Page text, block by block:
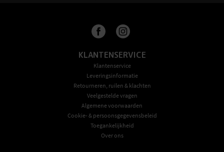
KLANTENSERVICE
Klantenservice
Leveringsinformatie
Retourneren, ruilen & klachten
Veelgestelde vragen
Algemene voorwaarden
Cookie- & persoonsgegevensbeleid
Toegankelijkheid
Over ons